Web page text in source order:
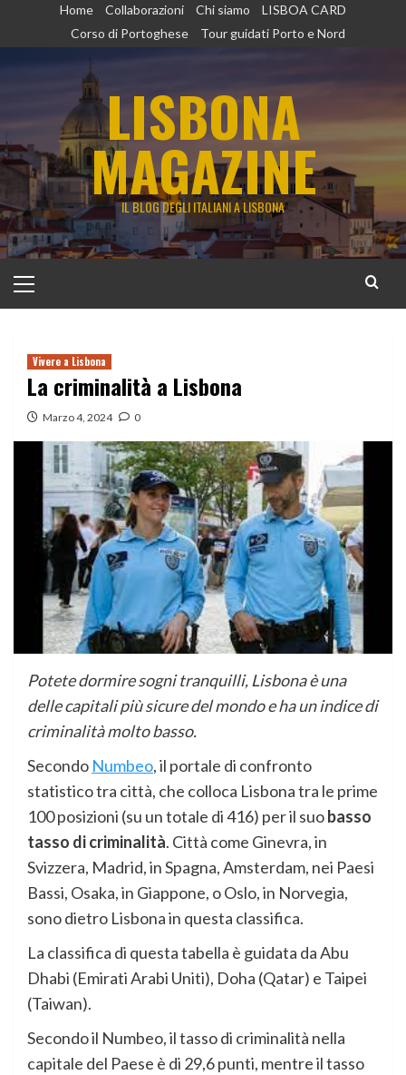
Home Collaborazioni Chi siamo
LISBOA CARD
Corso di Portoghese
Tour guidati Porto e Nord
LISBONA
MAGAZINE
IL BLOG DEGLI ITALIANI A LISBONA
principale
Vivere a Lisbona
La criminalità a Lisbona
Marzo 4, 2024 0
Potete dormire sogni tranquilli, Lisbona è una
delle capitali più sicure del mondo e ha un indice di
criminalità molto basso.
Secondo Numbeo, il portale di confronto
statistico tra città, che colloca Lisbona tra le prime
100 posizioni (su un totale di 416) per il suobasso
tasso di criminalità. Città come Ginevra, in
Svizzera, Madrid, in Spagna, Amsterdam, nei Paesi
Bassi, Osaka, in Giappone, o Oslo, in Norvegia,
sono dietro Lisbona in questa classifica.
La classifica di questa tabella è guidata da Abu
Dhabi (Emirati Arabi Uniti), Doha (Qatar) e Taipei
(Taiwan).
Secondo il Numbeo, il tasso di criminalità nella
capitale del Paese è di 29,6 punti, mentre il tasso